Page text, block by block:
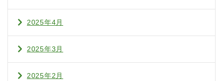
2025年4月
2025年3月
2025年2月